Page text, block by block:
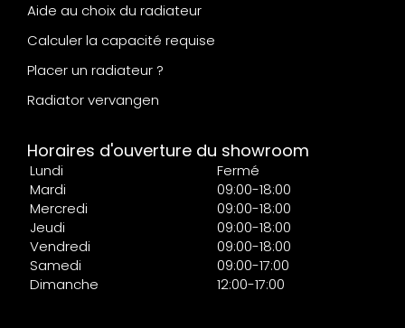
Aide au choix du radiateur
Calculer la capacité requise
Placer un radiateur ?
Radiator vervangen
Horaires d'ouverture du showroom
Lundi
Fermé
Mardi
09:00-18:00
Mercredi
09:00-18:00
Jeudi
09:00-18:00
Vendredi
09:00-18:00
Samedi
09:00-17:00
Dimanche
12:00-17:00